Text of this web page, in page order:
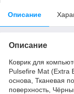
Описание
Описание
Коврик для
Pulsefire Mat (Extra
основа, Тканевая
поверхность,